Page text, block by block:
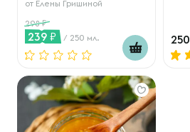
от Елены Гришиной
298
239 / 250 мл. 250